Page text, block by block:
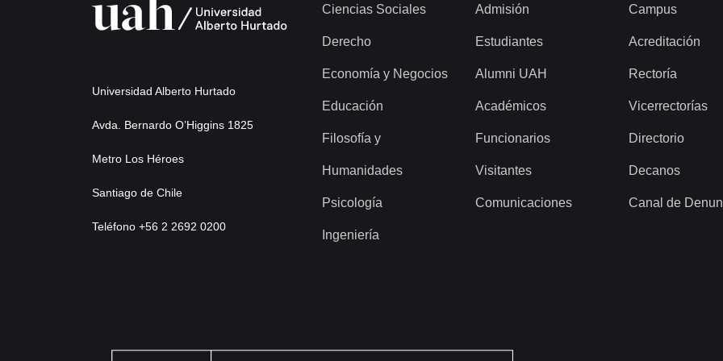
Universidad Alberto Hurtado
Avda. Bernardo O’Higgins 1825
Metro Los Héroes
Santiago de Chile
Teléfono +56 2 2692 0200
Ciencias Sociales
Derecho
Economía y Negocios
Educación
Filosofía y
Humanidades
Psicología
Ingeniería
Admisión
Estudiantes
Alumni UAH
Académicos
Funcionarios
Visitantes
Comunicaciones
Campus
Acreditación
Rectoría
Vicerrectorías
Directorio
Decanos
Canal de